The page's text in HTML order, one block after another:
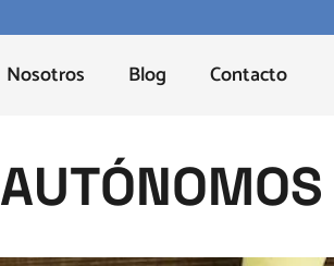
Nosotros Blog
Contacto
AUTÓNOMOS